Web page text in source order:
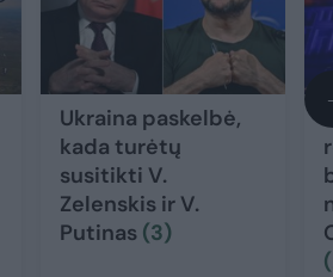
Ukraina paskelbė,
kada turėtų
susitikti V.
Zelenskis ir V.
Putinas (3)